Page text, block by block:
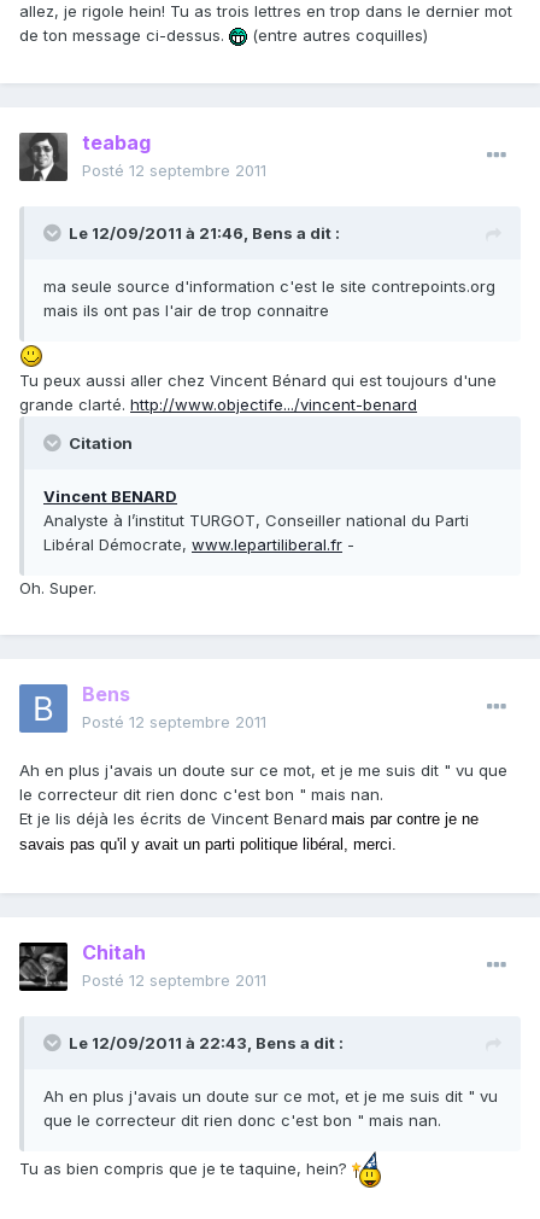
allez, je rigole hein! Tu as trois lettres en trop dans le dernier mot
de ton message ci-dessus.
(entre autres coquilles)
teabag
Posté 12 septembre 2011
Le 12/09/2011 à 21:46, Bens a dit :
ma seule source d'information c'est le site contrepoints.org
mais ils ont pas l'air de trop connaitre
Tu peux aussi aller chez Vincent Bénard qui est toujours d'une
grande clarté. http://www.objectife.../vincent-benard
Citation
Vincent BENARD
Analyste à l’institut TURGOT, Conseiller national du Parti
Libéral Démocrate, www.lepartiliberal.fr -
Oh. Super.
Bens
Posté 12 septembre 2011
Ah en plus j'avais un doute sur ce mot, et je me suis dit " vu que
le correcteur dit rien donc c'est bon " mais nan.
Et je lis déjà les écrits de Vincent Benard mais par contre je ne
savais pas qu'il y avait un parti politique libéral, merci.
Chitah
Posté 12 septembre 2011
Le 12/09/2011 à 22:43, Bens a dit :
Ah en plus j'avais un doute sur ce mot, et je me suis dit " vu
que le correcteur dit rien donc c'est bon " mais nan.
Tu as bien compris que je te taquine, hein?